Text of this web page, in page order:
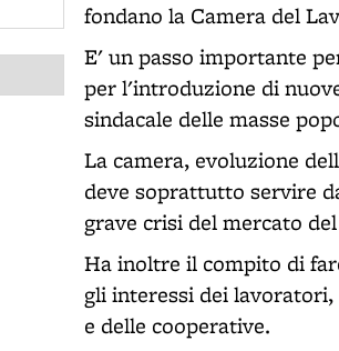
fondano la Camera del
E' un passo importante
per l'introduzione di
sindacale delle masse
La camera, evoluzione
deve soprattutto servire
grave crisi del mercato
Ha inoltre il compito di
gli interessi dei
e delle cooperative.